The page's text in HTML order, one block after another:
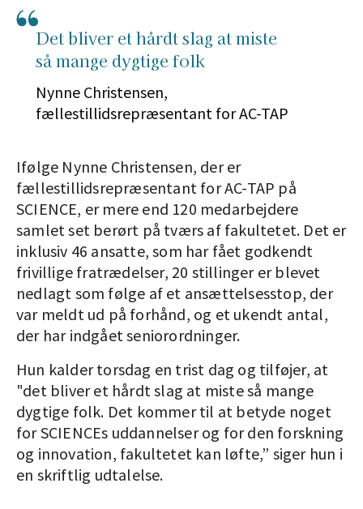
Det bliver et hårdt slag at miste
så mange dygtige folk
Nynne Christensen,
fællestillidsrepræsentant for AC-TAP
Ifølge Nynne Christensen, der er
fællestillidsrepræsentant for AC-TAP på
SCIENCE, er mere end 120 medarbejdere
samlet set berørt på tværs af fakultetet. Det er
inklusiv 46 ansatte, som har fået godkendt
frivillige fratrædelser, 20 stillinger er blevet
nedlagt som følge af et ansættelsesstop, der
var meldt ud på forhånd, og et ukendt antal,
der har indgået seniorordninger.
Hun kalder torsdag en trist dag og tilføjer, at
"det bliver et hårdt slag at miste så mange
dygtige folk. Det kommer til at betyde noget
for SCIENCEs uddannelser og for den forskning
og innovation, fakultetet kan løfte,” siger hun i
en skriftlig udtalelse.